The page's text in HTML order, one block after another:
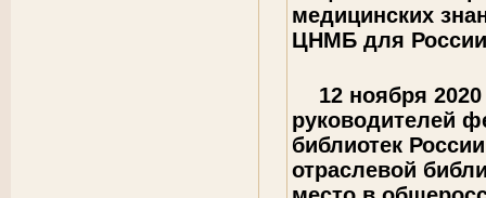
медицинских
ЦНМБ для
12 ноября
руководителей
библиотек России
отраслевой